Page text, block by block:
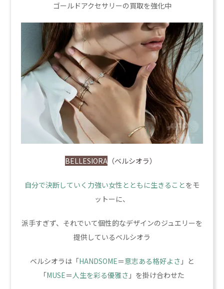
ゴールドアクセサリーの買取を強化中
BELLESIORA（ベルシオラ）
自分で決断していく力強い女性とともに生きることをモ
ットーに、
派手すぎず、それでいて個性的なデザインのジュエリーを
提供しているベルシオラ
ベルシオラは「HANDSOME＝意志ある格好よさ 」と
「MUSE＝人生を彩る優雅さ 」を掛け合わせた